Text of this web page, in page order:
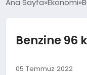
GÜNDEM
Benzine 96
05 Temmuz 2022